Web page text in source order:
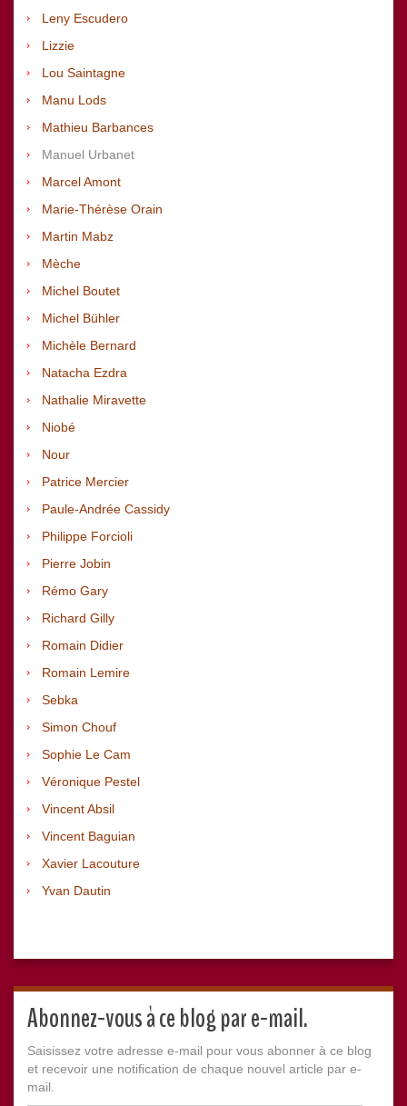
Leny Escudero
Lizzie
Lou Saintagne
Manu Lods
Mathieu Barbances
Manuel Urbanet
Marcel Amont
Marie-Thérèse Orain
Martin Mabz
Mèche
Michel Boutet
Michel Bühler
Michèle Bernard
Natacha Ezdra
Nathalie Miravette
Niobé
Nour
Patrice Mercier
Paule-Andrée Cassidy
Philippe Forcioli
Pierre Jobin
Rémo Gary
Richard Gilly
Romain Didier
Romain Lemire
Sebka
Simon Chouf
Sophie Le Cam
Véronique Pestel
Vincent Absil
Vincent Baguian
Xavier Lacouture
Yvan Dautin
Abonnez-vous à ce blog par e-mail.
Saisissez votre adresse e-mail pour vous abonner à ce blog
et recevoir une notification de chaque nouvel article par e-
mail.